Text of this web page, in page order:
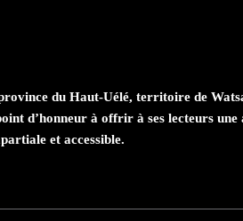
du Haut-Uélé, territoire de
d’honneur à offrir à ses lecteurs
et accessible.